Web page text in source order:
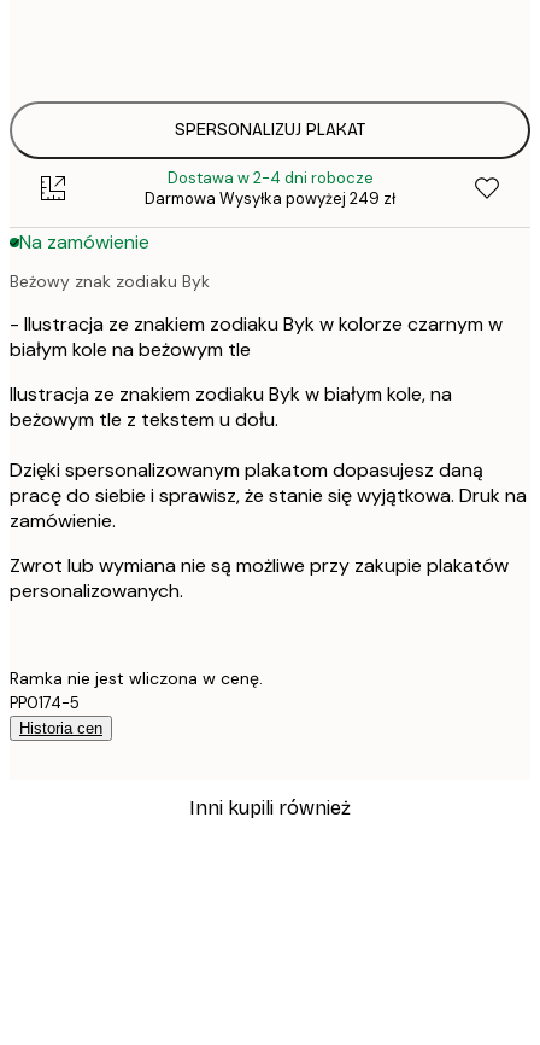
SPERSONALIZUJ PLAKAT
Dostawa w 2-4 dni robocze
Darmowa Wysyłka powyżej 249 zł
Na zamówienie
Beżowy znak zodiaku Byk
- Ilustracja ze znakiem zodiaku Byk w kolorze czarnym w
białym kole na beżowym tle
Ilustracja ze znakiem zodiaku Byk w białym kole, na
beżowym tle z tekstem u dołu.
Dzięki spersonalizowanym plakatom dopasujesz daną
pracę do siebie i sprawisz, że stanie się wyjątkowa. Druk na
zamówienie.
Zwrot lub wymiana nie są możliwe przy zakupie plakatów
personalizowanych.
Ramka nie jest wliczona w cenę.
PP0174-5
Historia cen
Inni kupili również